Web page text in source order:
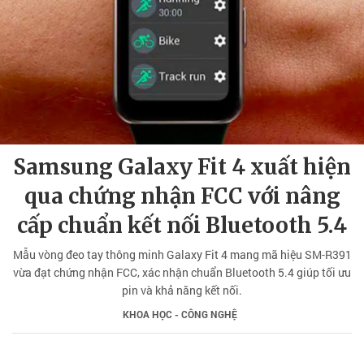
Samsung Galaxy Fit 4 xuất hiện
qua chứng nhận FCC với nâng
cấp chuẩn kết nối Bluetooth 5.4
Mẫu vòng đeo tay thông minh Galaxy Fit 4 mang mã hiệu SM-R391
vừa đạt chứng nhận FCC, xác nhận chuẩn Bluetooth 5.4 giúp tối ưu
pin và khả năng kết nối.
KHOA HỌC - CÔNG NGHỆ